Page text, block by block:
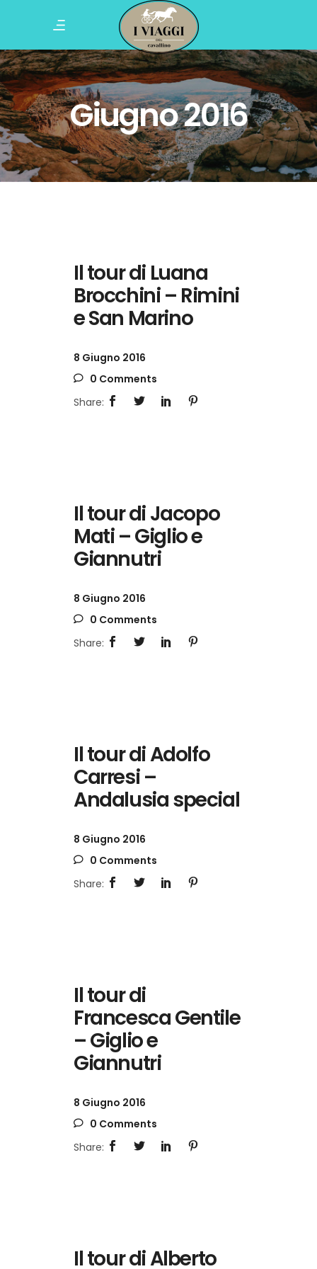
Giugno 2016
Il tour di Luana
Brocchini – Rimini
e San Marino
8 Giugno 2016
0 Comments
Il tour di Jacopo
Mati – Giglio e
Giannutri
8 Giugno 2016
0 Comments
Il tour di Adolfo
Carresi –
Andalusia special
8 Giugno 2016
0 Comments
Il tour di
Francesca Gentile
– Giglio e
Giannutri
8 Giugno 2016
0 Comments
Il tour di Alberto